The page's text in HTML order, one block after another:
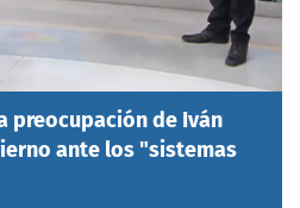
preocupación de Iván
ante los "sistemas